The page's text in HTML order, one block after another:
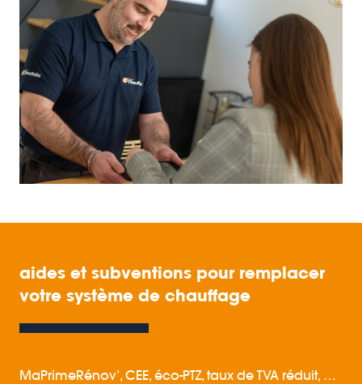
aides et subventions pour remplacer
votre système de chauffage
MaPrimeRénov’, CEE, éco-PTZ, taux de TVA réduit, …